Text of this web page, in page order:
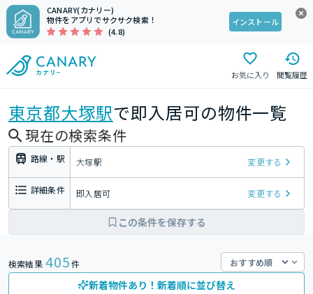
CANARY(カナリー)
物件をアプリでサクサク検索！
(4.8)
インストール
お気に入り 閲覧履歴
東京都大塚駅で即入居可の物件一覧
現在の検索条件
路線・駅 大塚駅 変更する
詳細条件 即入居可 変更する
この条件を保存する
検索結果 405件
新着物件あり！新着順に並び替え